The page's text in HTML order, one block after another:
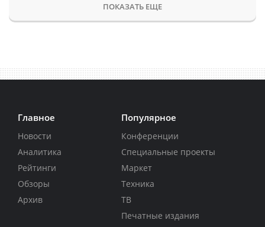
ПОКАЗАТЬ ЕЩЕ
Главное
Новости
Аналитика
Рейтинги
Обзоры
Архив
Популярное
Конференции
Специальные проекты
Маркет
Техника
ТВ
Печатные издания